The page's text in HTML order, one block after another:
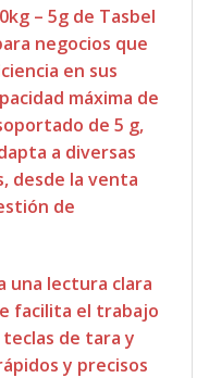
– 5g de Tasbel
negocios que
en sus
máxima de
de 5 g,
a diversas
desde la venta
de
una lectura clara
facilita el trabajo
de tara y
y precisos